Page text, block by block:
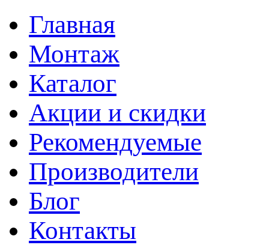
Главная
Монтаж
Каталог
Акции и скидки
Рекомендуемые
Производители
Блог
Контакты